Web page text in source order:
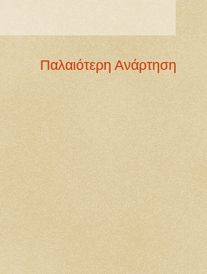
Παλαιότερη Ανάρτηση